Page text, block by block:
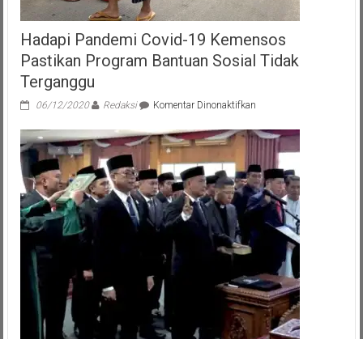
Hadapi Pandemi Covid-19 Kemensos
Pastikan Program Bantuan Sosial Tidak
Terganggu
06/12/2020 Redaksi Komentar Dinonaktifkanpada
Pandemi
Covid-
19
Kemensos
Pastikan
Program
Bantuan
Sosial
Terganggu